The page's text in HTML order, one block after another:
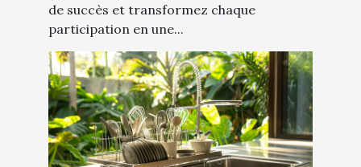
de succès et transformez chaque
participation en une...